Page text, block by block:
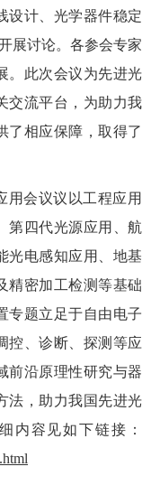
设计、光学器件稳定
展讨论。各参会专家
。此次会议为先进光
交流平台，为助力我
了相应保障，取得了
用会议议以工程应用
第四代光源应用、航
光电感知应用、地基
精密加工检测等基础
专题立足于自由电子
控、诊断、探测等应
前沿原理性研究与器
法，助力我国先进光
内容见如下链接：